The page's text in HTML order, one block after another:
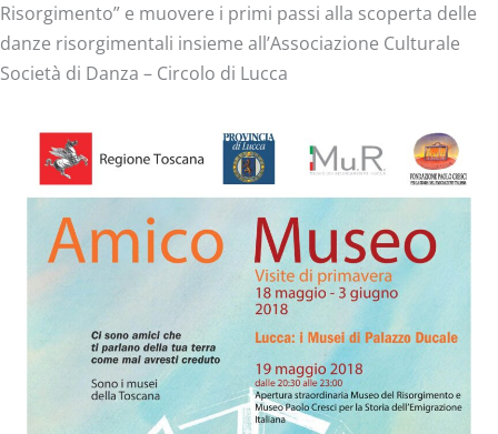
Risorgimento” e muovere i primi passi alla scoperta delle
danze risorgimentali insieme all’Associazione Culturale
Società di Danza – Circolo di Lucca